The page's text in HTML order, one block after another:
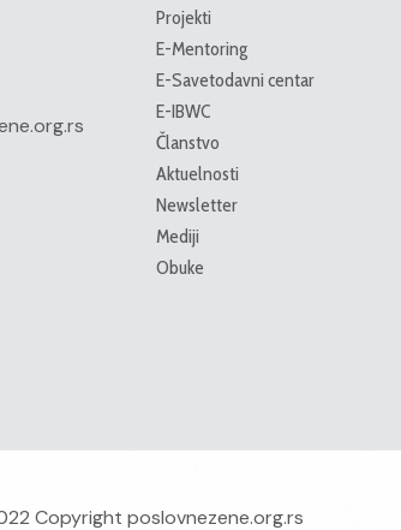
Projekti
E-Mentoring
E-Savetodavni centar
E-IBWC
Članstvo
Aktuelnosti
Newsletter
Mediji
Obuke
Copyrightposlovnezene.org.rs